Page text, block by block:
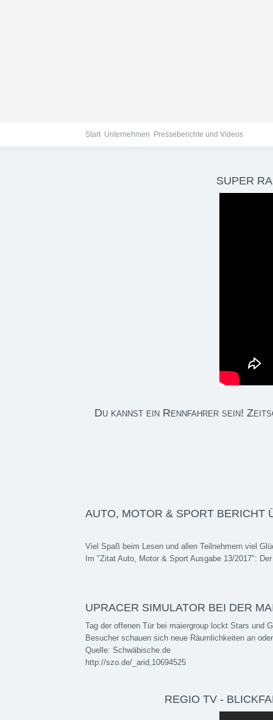
Start Unternehmen Presseberichte und Videos
SUPER
Du kannst ein Rennfahrer sein!
AUTO, MOTOR & SPORT BERICHT
Viel Spaß beim Lesen und allen Teilnehmern viel
Im "Zitat Auto, Motor & Sport Ausgabe 13/2017":
UPRACER SIMULATOR BEI DER
Tag der offenen Tür bei maiergroup lockt Stars und
Besucher schauen sich neue Räumlichkeiten an
Quelle: Schwäbische.de
http://szo.de/_arid,10694525
REGIO TV -